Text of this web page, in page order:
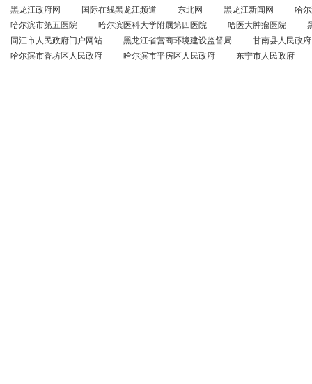
黑龙江政府网 国际在线黑龙江频道 东北网 黑龙江新闻网
哈
哈尔滨市第五医院
哈尔滨医科大学附属第四医院 哈医大肿瘤医院
同江市人民政府门户网站
黑龙江省营商环境建设监督局
甘南县人民政府
哈尔滨市香坊区人民政府
哈尔滨市平房区人民政府 东宁市人民政府